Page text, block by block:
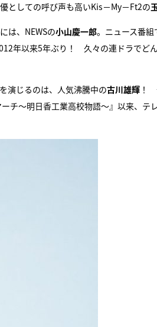
としての呼び声も高いKis－My－Ft2の
は、NEWSの小山慶一郎。ニュース番
年以来5年ぶり！ 久々の連ドラでど
演じるのは、人気沸騰中の古川雄輝 ！
チ〜明日香工業高校物語〜』以来、テ